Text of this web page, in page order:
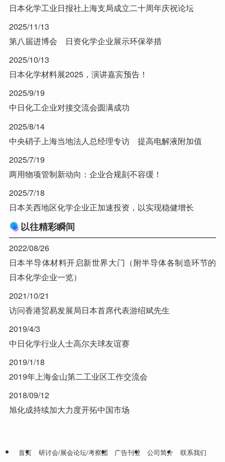
日本化学工业日报社上海支局成立二十周年庆祝论坛
2025/11/13
第八届进博会 日资化学企业展示环保举措
2025/10/13
日本化学材料展2025，演讲嘉宾预告！
2025/9/19
中日化工企业对接交流会圆满成功
2025/8/14
中央硝子上海当地法人总经理专访 提高电解液附加值
2025/7/19
两用物项管制新动向：企业合规刻不容缓！
2025/7/18
日本关西地区化学企业正加速投资，以实现稳健增长
以往精彩瞬间
2022/08/26
日本半导体材料开启新世界大门（附半导体各制造环节的
日本化学企业一览）
2021/10/21
访问香港贸易发展局日本首席代表游绍斌先生
2019/4/3
中日化学行业人士高尔夫球友谊赛
2019/1/18
2019年上海金山第二工业区工作交流会
2018/09/12
旭化成持续加大力度开拓中国市场
首页 研讨会/展会论坛/考察团 广告刊登 公司简介
联系我们